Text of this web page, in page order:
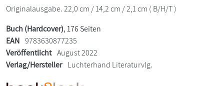
Originalausgabe. 22,0 cm / 14,2 cm / 2,1 cm ( B/H/T )
Buch (Hardcover), 176 Seiten
EAN 9783630877235
Veröffentlicht August 2022
Verlag/Hersteller Luchterhand Literaturvlg.